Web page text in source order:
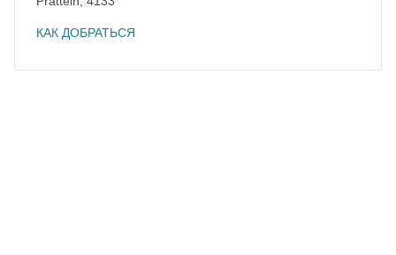
КАК ДОБРАТЬСЯ